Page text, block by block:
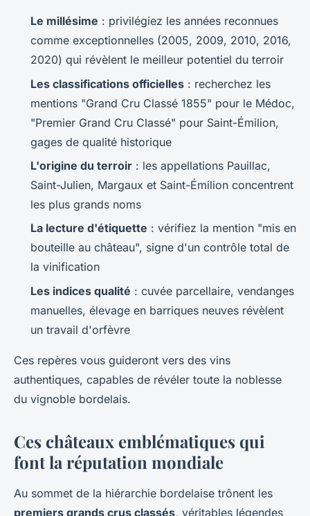
Le millésime : privilégiez les années reconnues
comme exceptionnelles (2005, 2009, 2010, 2016,
2020) qui révèlent le meilleur potentiel du terroir
Les classifications officielles : recherchez les
mentions "Grand Cru Classé 1855" pour le Médoc,
"Premier Grand Cru Classé" pour Saint-Émilion,
gages de qualité historique
L'origine du terroir : les appellations Pauillac,
Saint-Julien, Margaux et Saint-Émilion concentrent
les plus grands noms
La lecture d'étiquette : vérifiez la mention "mis en
bouteille au château", signe d'un contrôle total de
la vinification
Les indices qualité : cuvée parcellaire, vendanges
manuelles, élevage en barriques neuves révèlent
un travail d'orfèvre
Ces repères vous guideront vers des vins
authentiques, capables de révéler toute la noblesse
du vignoble bordelais.
Ces châteaux emblématiques qui
font la réputation mondiale
Au sommet de la hiérarchie bordelaise trônent les
premiers grands crus classés, véritables légendes